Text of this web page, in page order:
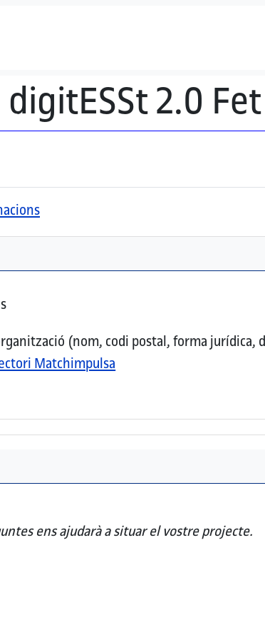
digitESSt 2.0
(nom, codi postal, forma
Matchimpulsa
ens ajudarà a situar el vostre projecte.